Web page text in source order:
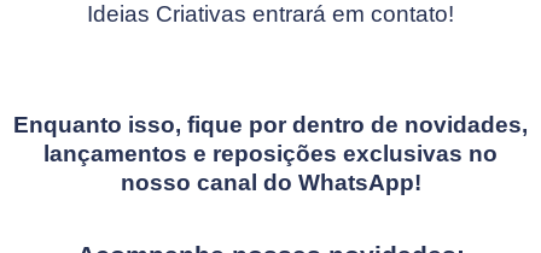
Ideias Criativas entrará em contato!
Enquanto isso, fique por dentro de novidades,
lançamentos e reposições exclusivas no
nosso canal do WhatsApp!